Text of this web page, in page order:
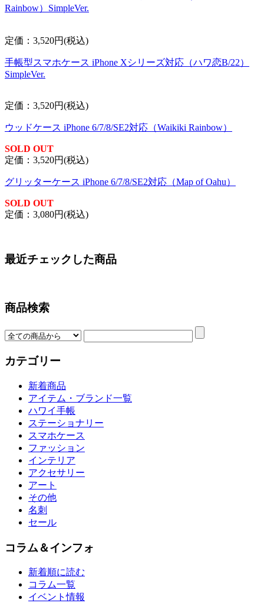
Rainbow）SimpleVer.
定価：3,520円(税込)
手帳型スマホケース iPhone Xシリーズ対応（ハワ恋B/22）
SimpleVer.
定価：3,520円(税込)
ウッドケース iPhone 6/7/8/SE2対応（Waikiki Rainbow）
SOLD OUT
定価：3,520円(税込)
グリッターケース iPhone 6/7/8/SE2対応（Map of Oahu）
SOLD OUT
定価：3,080円(税込)
最近チェックした商品
商品検索
カテゴリー
新着商品
アイテム・ブランド一覧
ハワイ手帳
ステーショナリー
スマホケース
ファッション
インテリア
アクセサリー
アート
その他
名刺
セール
コラム＆インフォ
新着順に読む
コラム一覧
イベント情報